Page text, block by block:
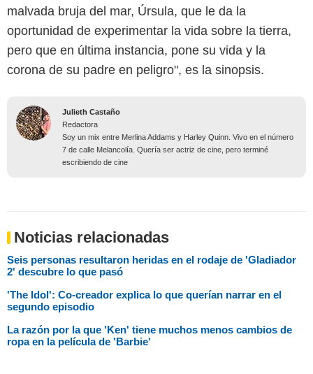
malvada bruja del mar, Úrsula, que le da la
oportunidad de experimentar la vida sobre la tierra,
pero que en última instancia, pone su vida y la
corona de su padre en peligro", es la sinopsis.
Julieth Castaño
Redactora
Soy un mix entre Merlina Addams y Harley Quinn. Vivo en el número
7 de calle Melancolía. Quería ser actriz de cine, pero terminé
escribiendo de cine
Noticias relacionadas
Seis personas resultaron heridas en el rodaje de 'Gladiador
2' descubre lo que pasó
'The Idol': Co-creador explica lo que querían narrar en el
segundo episodio
La razón por la que 'Ken' tiene muchos menos cambios de
ropa en la película de 'Barbie'